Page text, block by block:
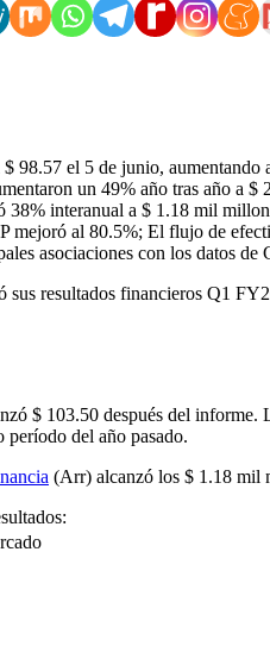
98.57 el 5 de junio, aumentando
un 49% año tras año a $
38% interanual a $ 1.18 mil
mejoró al 80.5%; El flujo de
asociaciones con los datos
resultados financieros Q1
$ 103.50 después del
período del año pasado.
(Arr) alcanzó los $ 1.18 mil